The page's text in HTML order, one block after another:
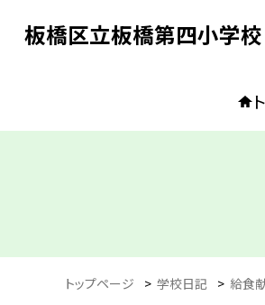
板橋区立板橋第四小学校
トップページ > 学校日記 > 給食